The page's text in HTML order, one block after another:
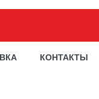
КОНТАКТЫ